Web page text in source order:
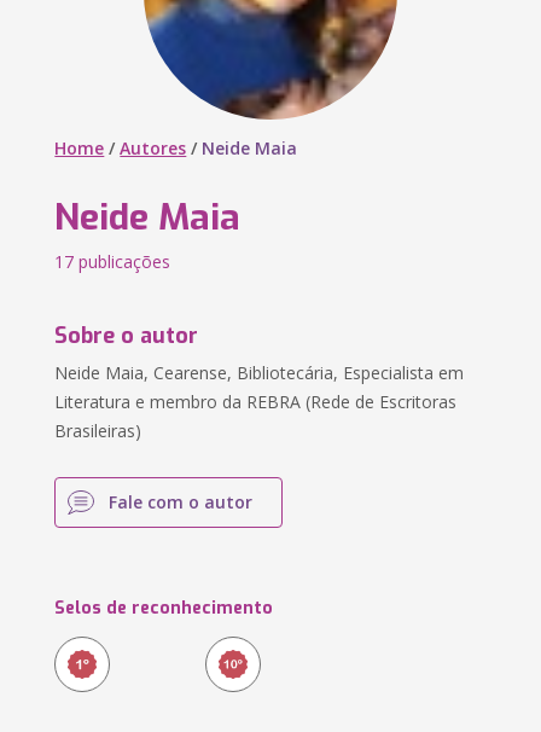
Home /Autores / Neide Maia
Neide Maia
17 publicações
Sobre o autor
Neide Maia, Cearense, Bibliotecária, Especialista em
Literatura e membro da REBRA (Rede de Escritoras
Brasileiras)
Fale com o autor
Selos de reconhecimento